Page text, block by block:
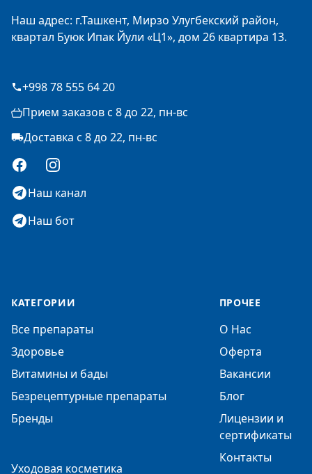
Наш адрес: г.Ташкент, Мирзо Улугбекский район,
квартал Буюк Ипак Йули «Ц1», дом 26 квартира 13.
+998 78 555 64 20
Прием заказов с 8 до 22, пн-вс
Доставка с 8 до 22, пн-вс
FacebookInstagram
Наш канал
Наш бот
КАТЕГОРИИ
Все препараты
Здоровье
Витамины и бады
Безрецептурные препараты
Бренды
Уходовая косметика
ПРОЧЕЕ
О Нас
Оферта
Вакансии
Блог
Лицензии и
сертификаты
Контакты